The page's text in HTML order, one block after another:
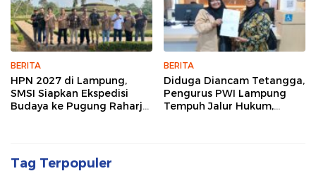
BERITA
HPN 2027 di Lampung,
SMSI Siapkan Ekspedisi
Budaya ke Pugung Raharjo
BERITA
Diduga Diancam Tetangga,
Pengurus PWI Lampung
Tempuh Jalur Hukum,
Tag Terpopuler